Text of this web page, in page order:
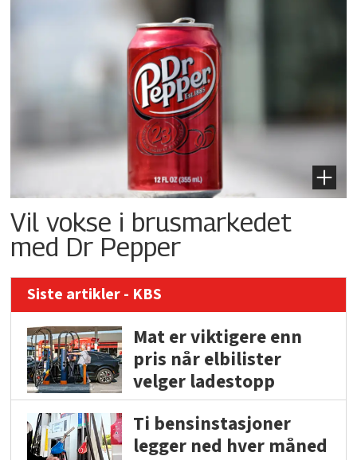
Vil vokse i brusmarkedet
med Dr Pepper
Siste artikler - KBS
Mat er viktigere enn
pris når elbilister
velger ladestopp
Ti bensinstasjoner
legger ned hver måned